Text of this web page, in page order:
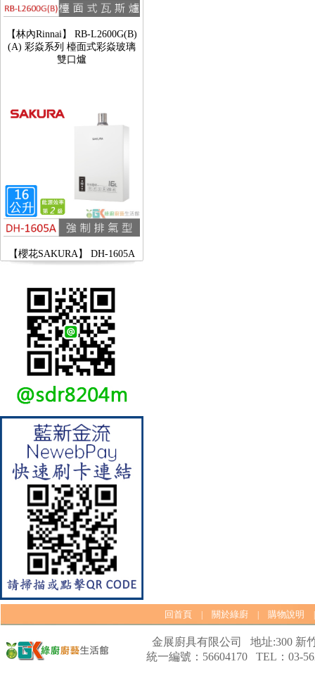
(A) 彩焱系列 檯面式彩焱玻璃
雙口爐
16公升/分 數位恆溫 LCD溫度設
定 分段火排
【林內Rinnai】 RB-L2600S(A)
彩焱系列 檯面式彩焱不銹鋼雙
口爐
回首頁 關於綠廚 購物說明
金展廚具有限公司 地址:300 新
統一編號：56604170 TEL：03-